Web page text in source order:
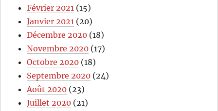
Février 2021 (15)
Janvier 2021 (20)
Décembre 2020 (18)
Novembre 2020 (17)
Octobre 2020 (18)
Septembre 2020 (24)
Août 2020 (23)
Juillet 2020 (21)